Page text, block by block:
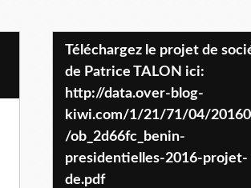
Téléchargez le projet de société
de Patrice TALON ici:
http://data.over-blog-
kiwi.com/1/21/71/04/
/ob_2d66fc_benin-
presidentielles-2016-projet-
de.pdf